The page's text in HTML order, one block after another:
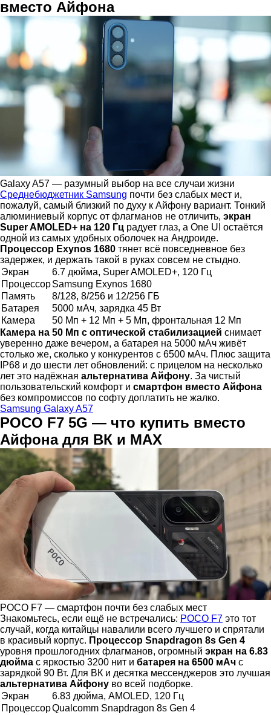
вместо Айфона
Galaxy A57 — разумный выбор на все случаи жизни
Среднебюджетник Samsung почти без слабых мест и,
пожалуй, самый близкий по духу к Айфону вариант. Тонкий
алюминиевый корпус от флагманов не отличить, экран
Super AMOLED+ на 120 Гц радует глаз, а One UI остаётся
одной из самых удобных оболочек на Андроиде.
Процессор Exynos 1680 тянет всё повседневное без
задержек, и держать такой в руках совсем не стыдно.
Экран
6.7 дюйма, Super AMOLED+, 120 Гц
ПроцессорSamsung Exynos 1680
Память
8/128, 8/256 и 12/256 ГБ
Батарея
5000 мАч, зарядка 45 Вт
Камера
50 Мп + 12 Мп + 5 Мп, фронтальная 12 Мп
Камера на 50 Мп с оптической стабилизацией снимает
уверенно даже вечером, а батарея на 5000 мАч живёт
столько же, сколько у конкурентов с 6500 мАч. Плюс защита
IP68 и до шести лет обновлений: с прицелом на несколько
лет это надёжная альтернатива Айфону. За чистый
пользовательский комфорт и смартфон вместо Айфона
без компромиссов по софту доплатить не жалко.
Samsung Galaxy A57
POCO F7 5G — что купить вместо
Айфона для ВК и МАХ
POCO F7 — смартфон почти без слабых мест
Знакомьтесь, если ещё не встречались: POCO F7 это тот
случай, когда китайцы навалили всего лучшего и спрятали
в красивый корпус. Процессор Snapdragon 8s Gen 4
уровня прошлогодних флагманов, огромный экран на 6.83
дюйма с яркостью 3200 нит и батарея на 6500 мАч с
зарядкой 90 Вт. Для ВК и десятка мессенджеров это лучшая
альтернатива Айфону во всей подборке.
Экран
6.83 дюйма, AMOLED, 120 Гц
ПроцессорQualcomm Snapdragon 8s Gen 4